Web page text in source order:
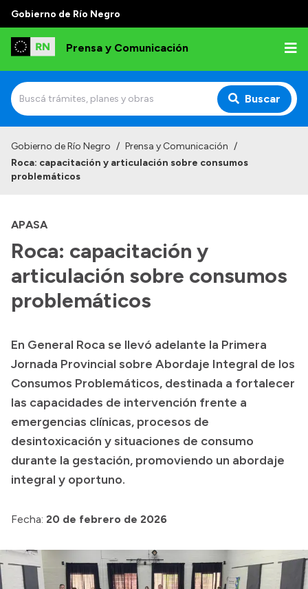
Gobierno de Río Negro
Prensa y Comunicación
Buscar
Institucional
Referentes de prensa
Archivo de noticias
Transparencia
Boletín Oficial
Compras y licitaciones
Consulta de expedientes
Consulta de pago a proveedores
Convocatorias
Intranet
Login
Gobierno de Río Negro / Prensa y Comunicación /
Roca: capacitación y articulación sobre consumos
problemáticos
APASA
Roca: capacitación y
articulación sobre consumos
problemáticos
En General Roca se llevó adelante la Primera
Jornada Provincial sobre Abordaje Integral de los
Consumos Problemáticos, destinada a fortalecer
las capacidades de intervención frente a
emergencias clínicas, procesos de
desintoxicación y situaciones de consumo
durante la gestación, promoviendo un abordaje
integral y oportuno.
Fecha: 20 de febrero de 2026